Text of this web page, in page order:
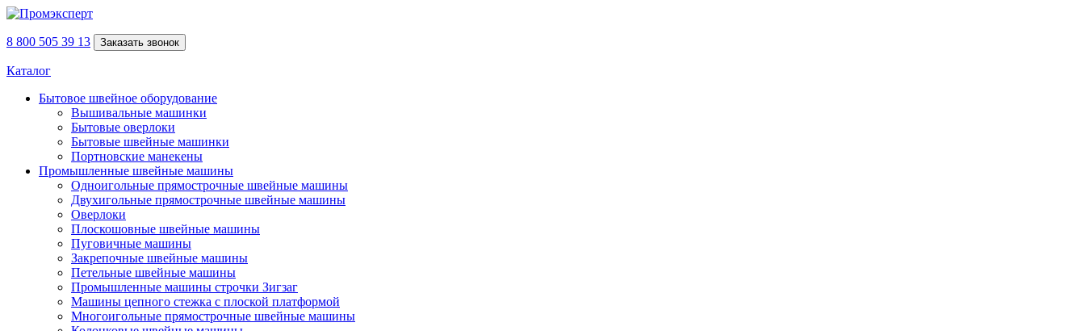
8 800 505 39 13 Заказать звонок
Каталог
Бытовое швейное оборудование
Вышивальные машинки
Бытовые оверлоки
Бытовые швейные машинки
Портновские манекены
Промышленные швейные машины
Одноигольные прямострочные швейные машины
Двухигольные прямострочные швейные машины
Оверлоки
Плоскошовные швейные машины
Пуговичные машины
Закрепочные швейные машины
Петельные швейные машины
Промышленные машины строчки Зигзаг
Машины цепного стежка с плоской платформой
Многоигольные прямострочные швейные машины